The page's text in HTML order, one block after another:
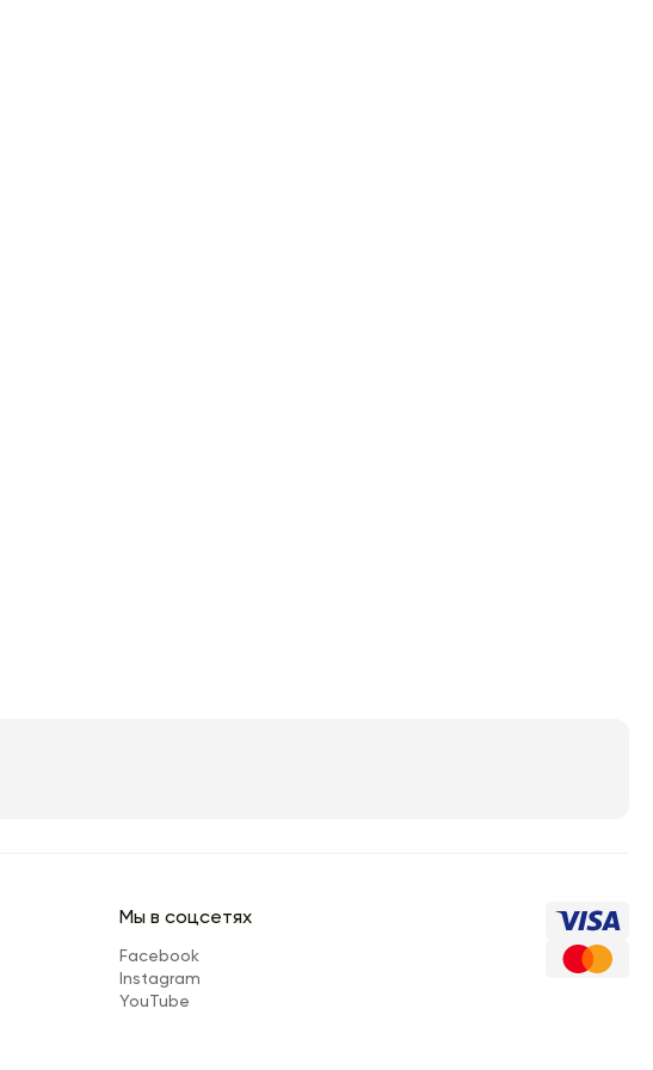
Мы в соцсетях
Facebook
Instagram
YouTube